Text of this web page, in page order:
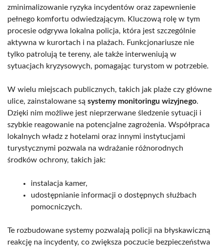
zminimalizowanie ryzyka incydentów oraz zapewnienie
pełnego komfortu odwiedzającym. Kluczową rolę w tym
procesie odgrywa lokalna policja, która jest szczególnie
aktywna w kurortach i na plażach. Funkcjonariusze nie
tylko patrolują te tereny, ale także interweniują w
sytuacjach kryzysowych, pomagając turystom w potrzebie.
W wielu miejscach publicznych, takich jak plaże czy główne
ulice, zainstalowane są systemy monitoringu wizyjnego.
Dzięki nim możliwe jest nieprzerwane śledzenie sytuacji i
szybkie reagowanie na potencjalne zagrożenia. Współpraca
lokalnych władz z hotelami oraz innymi instytucjami
turystycznymi pozwala na wdrażanie różnorodnych
środków ochrony, takich jak:
instalacja kamer,
udostępnianie informacji o dostępnych służbach
pomocniczych.
Te rozbudowane systemy pozwalają policji na błyskawiczną
reakcję na incydenty, co zwiększa poczucie bezpieczeństwa